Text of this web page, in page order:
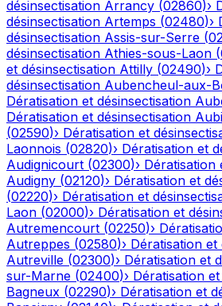
désinsectisation Arrancy (02860)›
désinsectisation Artemps (02480)›
désinsectisation Assis-sur-Serre (
désinsectisation Athies-sous-Laon (
et désinsectisation Attilly (02490)›
désinsectisation Aubencheul-aux-
Dératisation et désinsectisation
Dératisation et désinsectisation
(02590)› Dératisation et
Laonnois (02820)› Dératisation et
Audignicourt (02300)› Dératisation
Audigny (02120)› Dératisation et
(02220)› Dératisation et
Laon (02000)› Dératisation et
Autremencourt (02250)›
Autreppes (02580)› Dératisation et
Autreville (02300)› Dératisation et
sur-Marne (02400)› Dératisation
Bagneux (02290)› Dératisation et